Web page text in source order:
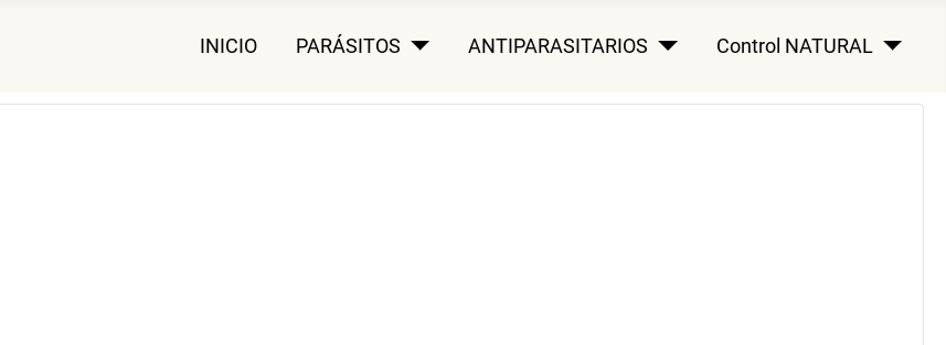
INICIO PARÁSITOS ANTIPARASITARIOS Control NATURAL